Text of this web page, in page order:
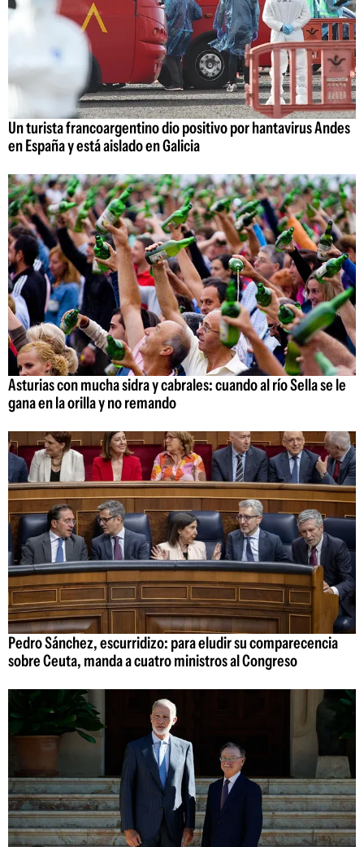
Un turista francoargentino dio positivo por hantavirus Andes
en España y está aislado en Galicia
Asturias con mucha sidra y cabrales: cuando al río Sella se le
gana en la orilla y no remando
Pedro Sánchez, escurridizo: para eludir su comparecencia
sobre Ceuta, manda a cuatro ministros al Congreso